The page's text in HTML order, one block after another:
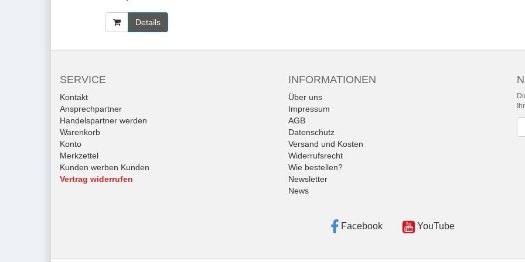
Details
SERVICE
Kontakt
Ansprechpartner
Handelspartner werden
Warenkorb
Konto
Merkzettel
Kunden werben Kunden
Vertrag widerrufen
INFORMATIONEN
Über uns
Impressum
AGB
Datenschutz
Versand und Kosten
Widerrufsrecht
Wie bestellen?
Newsletter
News
Facebook YouTube